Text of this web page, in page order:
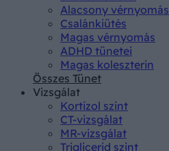
Alacsony vérnyomás
Csalánkiütés
Magas vérnyomás
ADHD tünetei
Magas koleszterin
Összes Tünet
Vizsgálat
Kortizol szint
CT-vizsgálat
MR-vizsgálat
Triglicerid szint